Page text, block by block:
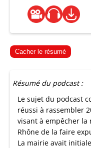
Cacher le résumé
Résumé du podcast :
Le sujet du podcast
réussi à rassembler
visant à empêcher la
Rhône de la faire
La mairie avait